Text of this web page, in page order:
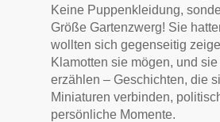
Keine Puppenkleidung,
Größe Gartenzwerg! Sie
wollten sich gegenseitig
Klamotten sie mögen, und
erzählen – Geschichten, die
Miniaturen verbinden,
persönliche Momente.